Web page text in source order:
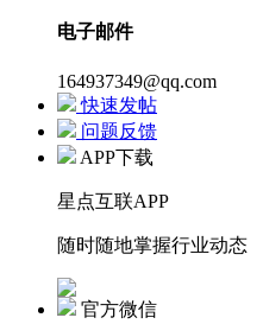
电子邮件
164937349@qq.com
快速发帖
问题反馈
APP下载
星点互联APP
随时随地掌握行业动态
官方微信